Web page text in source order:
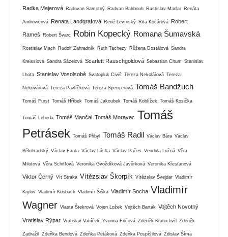
Radka Majerová Radovan Samotný Radvan Bahbouh Rastislav Maďar Renáta
Androvičová Renata Landgrafová René Levínský Rita Kočárová Robert
Rameš Robert Švarc Robin Kopecký Romana Šumavská
Rostislav Mach Rudolf Zahradník Ruth Tachezy Růžena Dostálová Sandra
Kreisslová Sandra Sázelová Scarlett Rauschgoldová Sebastian Chum Stanislav
Lhota Stanislav Vosolsobě Svatopluk Civiš Tereza Nekolářová Tereza
Nekovářová Tereza Pavlíčková Tereza Spencerová Tomáš Bandžuch
Tomáš Fürst Tomáš Hříbek Tomáš Jakoubek Tomáš Koblížek Tomáš Kosička
Tomáš Lebeda Tomáš Mančal Tomáš Moravec Tomáš
Petrásek Tomáš Přibyl Tomáš Radil Václav Bára Václav
Bělohradský Václav Fanta Václav Láska Václav Pačes Vendula Lužná Věra
Milotová Věra Schiffová Veronika Gvoždíková Javůrková Veronika Křesťanová
Viktor Černý Vít Straka Vítězslav Škorpík Vítězslav Švejdar Vladimír
Krylov Vladimír Kusbach Vladimír Šiška Vladimír Socha Vladimír
Wagner Vlasta Štekrová Vojen Ložek Vojtěch Barták Vojtěch Novotný
Vratislav Rýpar Vratislav Vaníček Yvonna Fričová Zdeněk Kratochvíl Zdeněk
Zadražil Zdeňka Bendová Zdeňka Petáková Zdeňka Pospíšilová Zdislav Šíma